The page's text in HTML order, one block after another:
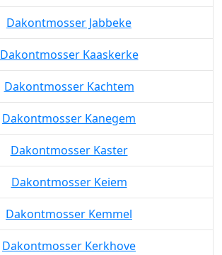
Dakontmosser Jabbeke
Dakontmosser Kaaskerke
Dakontmosser Kachtem
Dakontmosser Kanegem
Dakontmosser Kaster
Dakontmosser Keiem
Dakontmosser Kemmel
Dakontmosser Kerkhove